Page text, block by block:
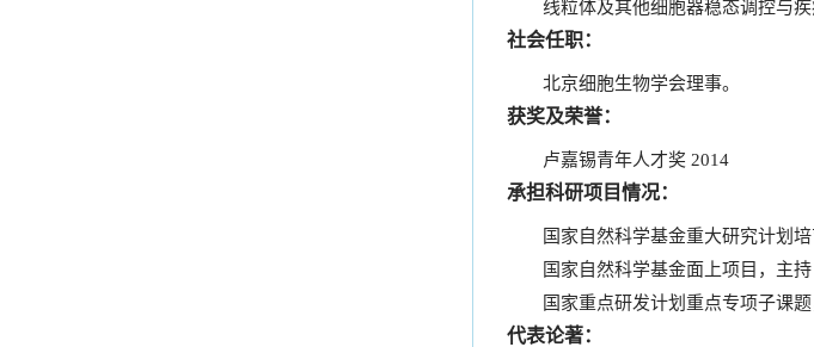
线粒体及其他细胞器稳态调控与疾
社会任职：
北京细胞生物学会理事。
获奖及荣誉：
卢嘉锡青年人才奖 2014
承担科研项目情况：
国家自然科学基金重大研究计划培
国家自然科学基金面上项目，主持
国家重点研发计划重点专项子课题
代表论著：